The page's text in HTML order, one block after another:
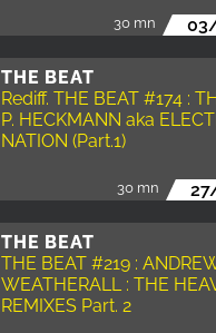
30 mn
THE BEAT
Rediff. THE BEAT #174 :
P. HECKMANN aka
NATION (Part.1)
30 mn
THE BEAT
THE BEAT #219 :
WEATHERALL : THE
REMIXES Part. 2